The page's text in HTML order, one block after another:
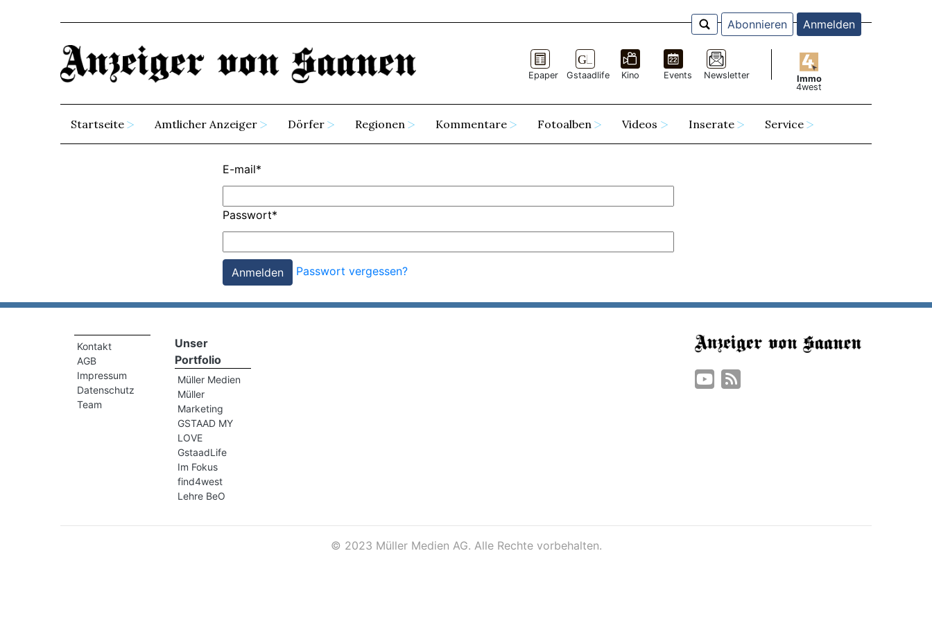
Abonnieren Anmelden
Epaper Gstaadlife Kino Events Newsletter
Immo
4west
Startseite Amtlicher Anzeiger Dörfer Regionen Kommentare Fotoalben Videos Inserate Service
E-mail*
Passwort*
Passwort vergessen?
Kontakt
AGB
Impressum
Datenschutz
Team
Unser
Portfolio
Müller Medien
Müller
Marketing
GSTAAD MY
LOVE
GstaadLife
Im Fokus
find4west
Lehre BeO
© 2023 Müller Medien AG. Alle Rechte vorbehalten.